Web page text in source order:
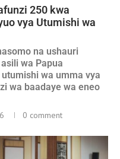
250 kwa
vya Utumishi wa
na ushauri
wa Papua
wa umma vya
wa baadaye wa eneo
0 comment